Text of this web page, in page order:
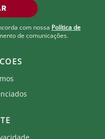
com nossa Política de
de comunicações.